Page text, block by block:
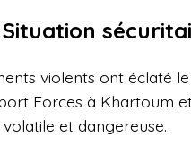
Situation
violents ont éclaté
Forces à Khartoum
et dangereuse.